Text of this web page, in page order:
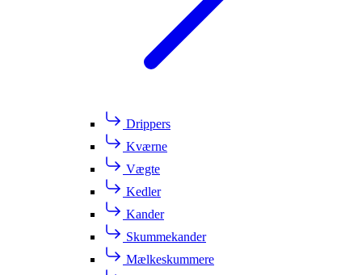
Drippers
Kværne
Vægte
Kedler
Kander
Skummekander
Mælkeskummere